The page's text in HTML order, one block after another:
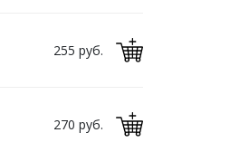
255 руб.
270 руб.